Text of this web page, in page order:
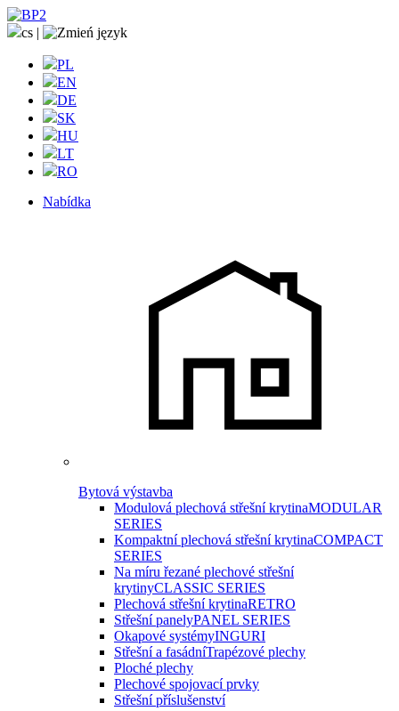
cs |
PL
EN
DE
SK
HU
LT
RO
Nabídka
Bytová výstavba
Modulová plechová střešní krytinaMODULAR
SERIES
Kompaktní plechová střešní krytinaCOMPACT
SERIES
Na míru řezané plechové střešní
krytinyCLASSIC SERIES
Plechová střešní krytinaRETRO
Střešní panelyPANEL SERIES
Okapové systémyINGURI
Střešní a fasádníTrapézové plechy
Ploché plechy
Plechové spojovací prvky
Střešní příslušenství